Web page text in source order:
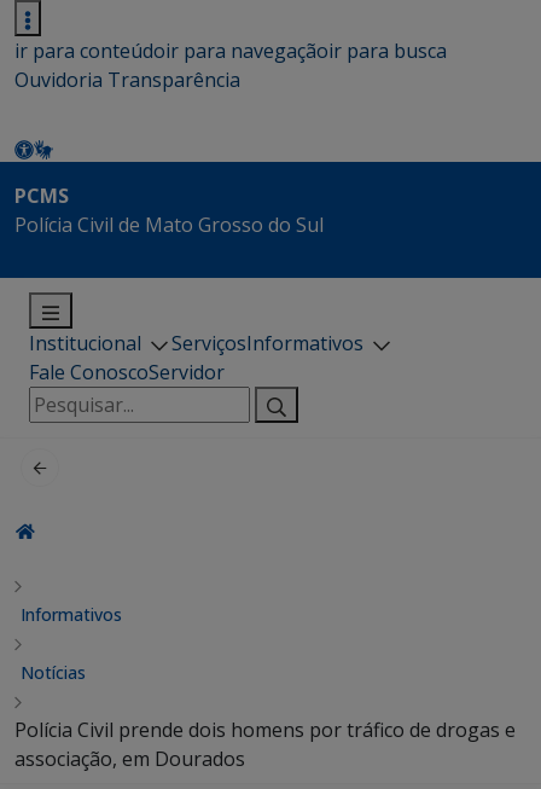
ir para conteúdoir para navegaçãoir para busca
Ouvidoria Transparência
PCMS
Polícia Civil de Mato Grosso do Sul
Institucional ServiçosInformativos
Fale ConoscoServidor
Pesquisar
por:
Informativos
Notícias
Polícia Civil prende dois homens por tráfico de drogas e
associação, em Dourados